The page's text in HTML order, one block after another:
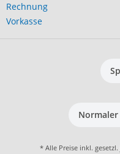
Rechnung
Vorkasse
* Alle Preise inkl.